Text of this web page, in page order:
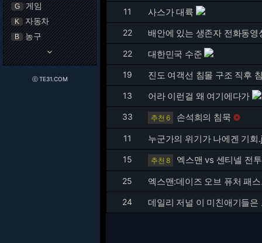
G 게임
K 자동차
B 농구
keyboard_arrow_down
ⓒ TE31.COM
11 사스가 대륙
22 배안에 있는 생존자 전화동영
22 대한민국 수준
19 진도 여객선 침몰 구조 직후
13 어라 이런걸 왜 여기에다가
33 추천 6 손석희의 침묵 
11 누군가의 위기가 나에겐 기회
15 추천 8 엑스맨 vs 센티넬 전
25 엑스맨:데이즈 오브 퓨처 패
24 데일리 저널 이 미친애기들은